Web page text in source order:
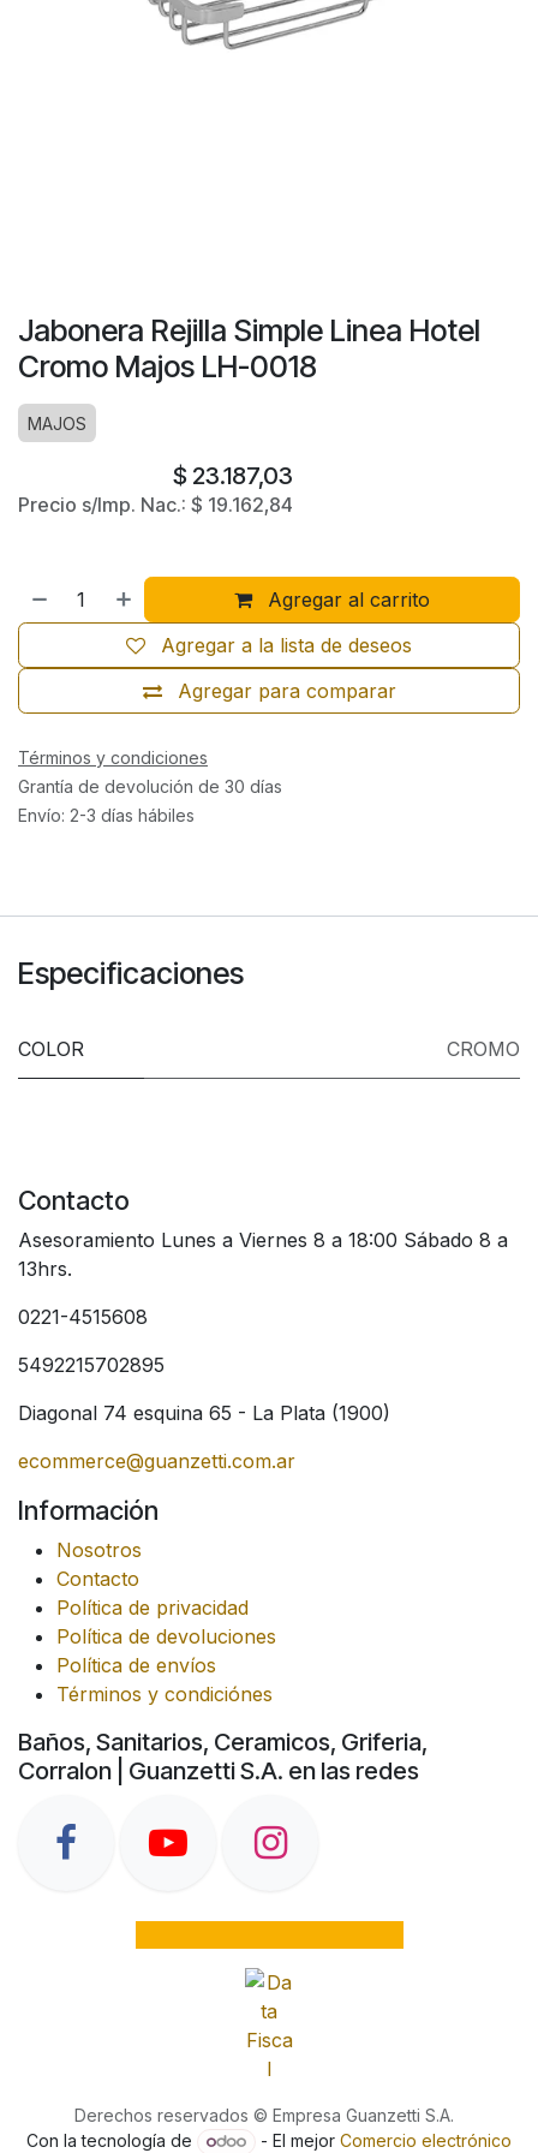
Jabonera Rejilla Simple Linea Hotel
Cromo Majos LH-0018
MAJOS
$ 23.187,03
Precio s/Imp. Nac.: $ 19.162,84
Agregar al carrito
Agregar para comparar
Agregar a la lista de deseos
Términos y condiciones
Grantía de devolución de 30 días
Envío: 2-3 días hábiles
Especificaciones
COLOR CROMO
Contacto
Asesoramiento Lunes a Viernes 8 a 18:00 Sábado 8 a
13hrs.
0221-4515608
5492215702895
Diagonal 74 esquina 65 - La Plata (1900)
ecommerce@guanzetti.com.ar
Información
Nosotros
Contacto
Política de privacidad
Política de devoluciones
Política de envíos
Términos y condiciónes
Baños, Sanitarios, Ceramicos, Griferia,
Corralon | Guanzetti S.A. en las redes
Derechos reservados © Empresa Guanzetti S.A.
Con la tecnología de
- El mejor Comercio electrónico